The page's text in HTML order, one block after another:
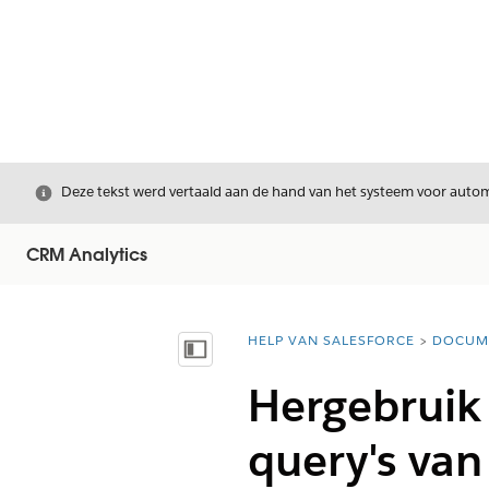
Sluiten
Deze tekst werd vertaald aan de hand van het systeem voor
CRM Analytics
Inhoudsopgave weergeven
U bent hier:
HELP VAN SALESFORCE
query's